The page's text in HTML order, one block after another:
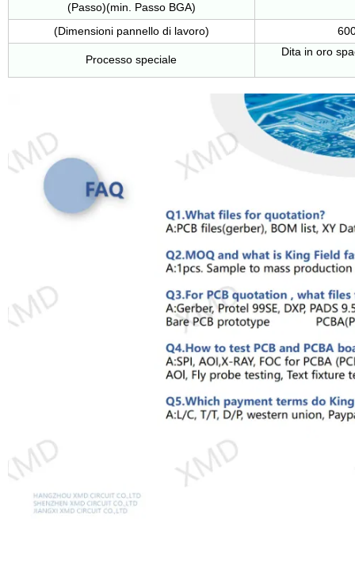
(Passo)(min. Passo BGA)
(Dimensioni pannello di lavoro)
Processo speciale
Dita in oro